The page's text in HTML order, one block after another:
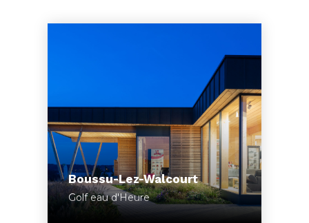
Boussu-Lez-Walcourt
Golf eau d'Heure